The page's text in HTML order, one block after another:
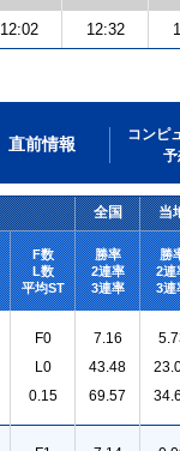
12:02 12:32
直前情報
コンピ
予
全国 当
F数
L数
平均ST
勝率
2連率
3連率
勝
2連
3連
F0
L0
0.15
7.16
43.48
69.57